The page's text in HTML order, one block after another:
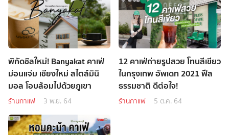
พิกัดชิลใหม่! Banyakat คาเฟ่
ม่อนแจ่ม เชียงใหม่ สไตล์มินิ
มอล โอบล้อมไปด้วยภูเขา
ร้านกาแฟ 3 พ.ย. 64
12 คาเฟ่ถ่ายรูปสวย โทนสีเขียว
ในกรุงเทพ อัพเดท 2021 ฟีล
ธรรมชาติ ดีต่อใจ!
ร้านกาแฟ 5 ต.ค. 64